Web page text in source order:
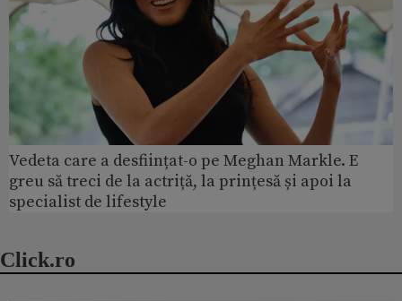
Vedeta care a desființat-o pe Meghan Markle. E
greu să treci de la actriță, la prințesă și apoi la
specialist de lifestyle
Click.ro